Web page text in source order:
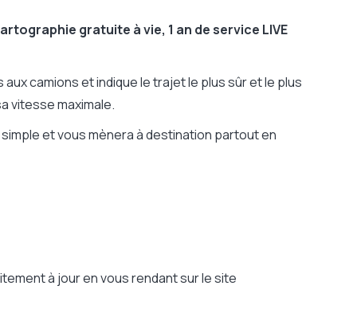
gratuite à vie, 1 an de service LIVE
camions et indique le trajet le plus sûr et le plus
vitesse maximale.
et vous mènera à destination partout en
à jour en vous rendant sur le site